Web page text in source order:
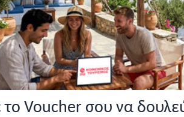
το Voucher σου να
αναζήτηση για προσφορές σε ξενοδοχεία,